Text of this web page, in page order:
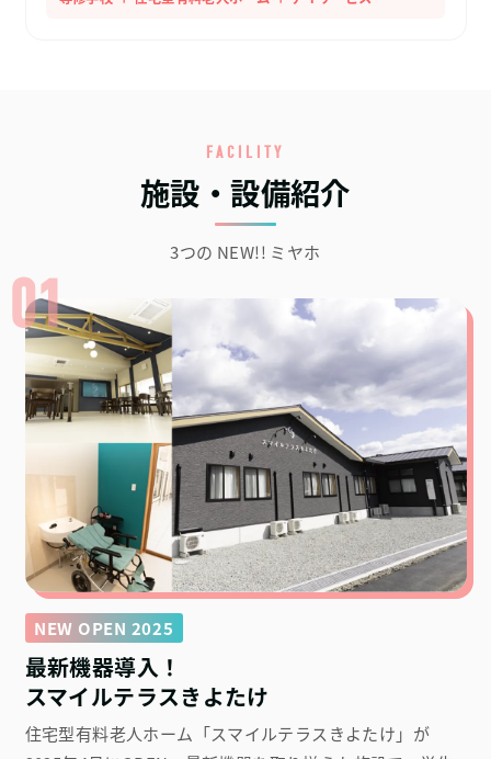
FACILITY
施設・設備紹介
3つの NEW!! ミヤホ
01
NEW OPEN 2025
最新機器導入！
スマイルテラスきよたけ
住宅型有料老人ホーム「スマイルテラスきよたけ」が